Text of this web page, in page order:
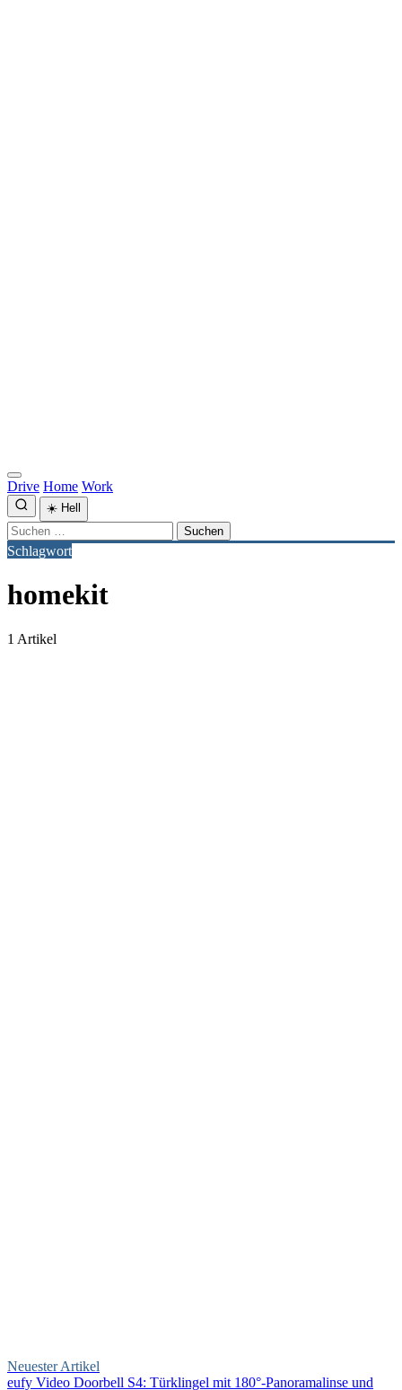
Drive Home Work
☀️ Hell
Suchen
nach:
Schlagwort
homekit
1 Artikel
Neuester Artikel
eufy Video Doorbell S4: Türklingel mit 180°-Panoramalinse und